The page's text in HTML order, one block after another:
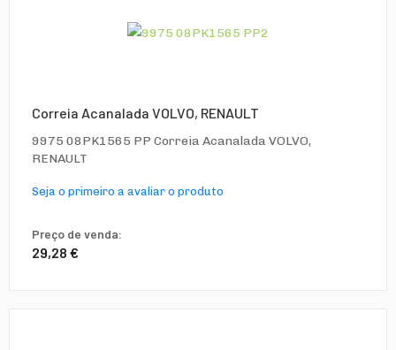
Correia Acanalada VOLVO, RENAULT
9975 08PK1565 PP Correia Acanalada VOLVO,
RENAULT
Seja o primeiro a avaliar o produto
Preço de venda:
29,28 €